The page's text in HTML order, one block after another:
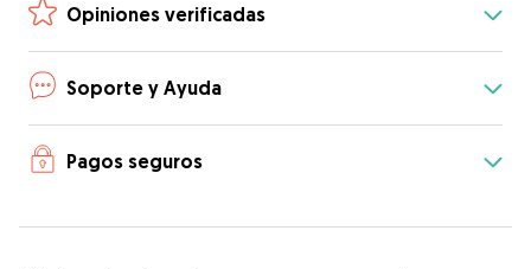
Opiniones verificadas
Soporte y Ayuda
Pagos seguros